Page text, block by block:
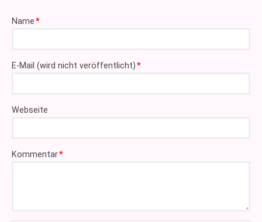
Pflichtfeld
Name*
Pflichtfeld
E-Mail (wird nicht veröffentlicht)*
Webseite
Pflichtfeld
Kommentar*